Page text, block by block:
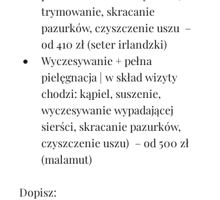
trymowanie, skracanie
pazurków, czyszczenie uszu  –
od 410 zł (seter irlandzki)
Wyczesywanie + pełna
pielęgnacja | w skład wizyty
chodzi: kąpiel, suszenie,
wyczesywanie wypadającej
sierści, skracanie pazurków,
czyszczenie uszu)  – od 500 zł
(malamut)
Dopisz: